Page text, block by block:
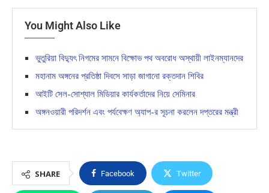
You Might Also Like
ভুতুরিয়া বিদ্যুৎ নিগমের সামনে বিক্ষোভ পথ অবরোধ অস্থায়ী লাইনম্যানদের
মহানাম অঙ্গনের প্রতিষ্ঠা দিবসে সাড়া জাগানো রক্তদান শিবির
আইটি সেল-সোশ্যাল মিডিয়ার কার্যকর্তাদের নিয়ে সেমিনার
অঙ্গনওয়ারী পরিদর্শন এবং পর্যবেক্ষণ অ্যাপ-র সূচনা করলেন দপ্তরের মন্ত্রী
SHARE Facebook Twitter